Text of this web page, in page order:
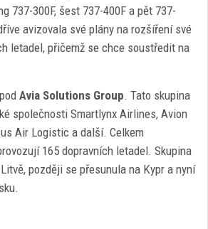
737-300F, šest 737-400F a pět 737-
avizovala své plány na rozšíření své
letadel, přičemž se chce soustředit na
Avia Solutions Group. Tato skupina
společnosti Smartlynx Airlines, Avion
Air Logistic a další. Celkem
165 dopravních letadel. Skupina
později se přesunula na Kypr a nyní